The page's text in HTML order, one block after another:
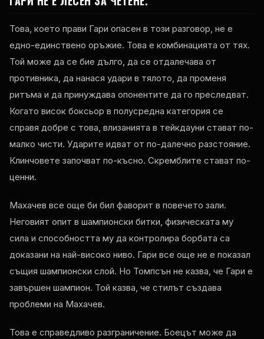
Това, което прави Гари опасен в този разговор, не е
едно-единствено оръжие. Това е комбинацията от тях.
Той може да се бие дълго, да се отдалечава от
противника, да нанася удари в тялото, да променя
ритъма и да принуждава опонентите да го преследват.
Когато висок боксьор в полусредна категория се
справя добре с това, влизанията в тейкдауни стават по-
малко чисти. Ударите идват от по-далечно разстояние.
Клинчовете започват по-късно. Скремблите стават по-
ценни.
Махачев все още би бил фаворит в повечето зали.
Неговият опит в шампионски битки, физическата му
сила и способността му да контролира борбата са
доказани на най-високо ниво. Гари все още не е показал
същия шампионски слой. Но Томпсън не казва, че Гари е
завършен шампион. Той казва, че стилът създава
проблеми на Махачев.
Това е справедливо разграничение. Боецът може да